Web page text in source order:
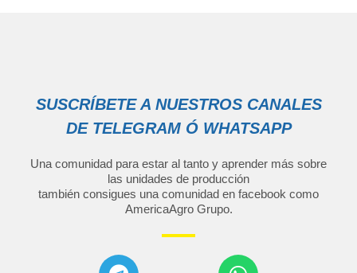
SUSCRÍBETE A NUESTROS CANALES
DE TELEGRAM Ó WHATSAPP
Una comunidad para estar al tanto y aprender más sobre
las unidades de producción
también consigues una comunidad en facebook como
AmericaAgro Grupo.